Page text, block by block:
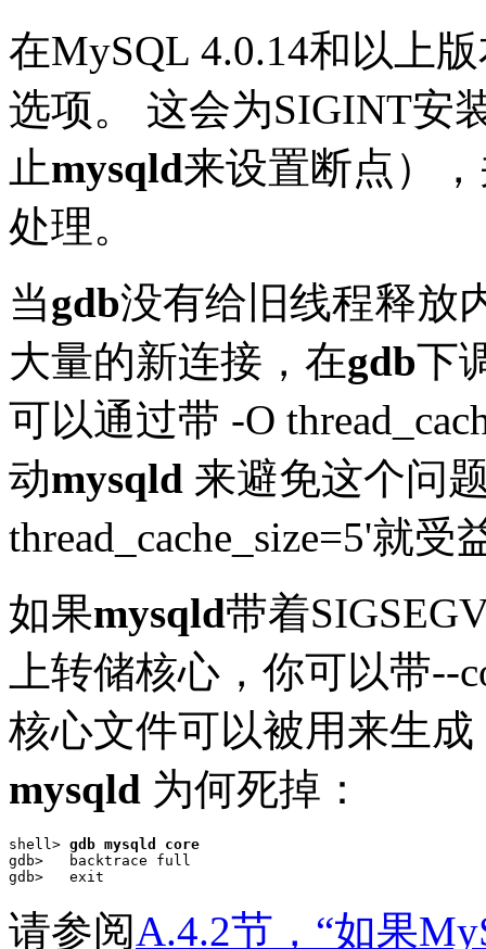
在MySQL 4.0.14和以上
选项。 这会为SIGINT安
止mysqld来设置断点）
处理。
当gdb没有给旧线程释放
大量的新连接，在gdb下
可以通过带 -O
动mysqld 来避免这个问
thread_cache_size=5'就受
如果mysqld带着
上转储核心，你可以带--
核心文件可以被用来生
mysqld 为何死掉：
shell> gdb mysqld core
gdb>   backtrace full
请参阅A.4.2节，“如果